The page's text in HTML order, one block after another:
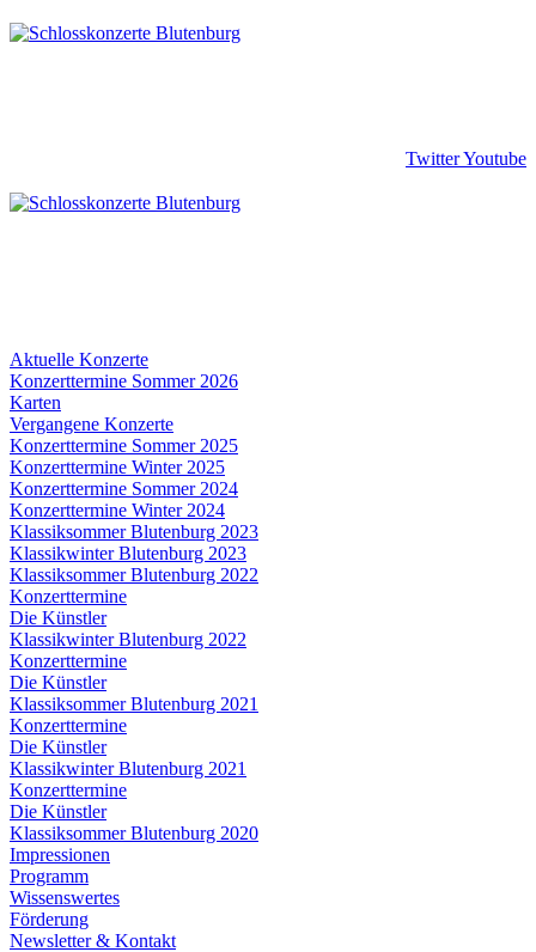
TwitterYoutube
Aktuelle Konzerte
Konzerttermine Sommer 2026
Karten
Vergangene Konzerte
Konzerttermine Sommer 2025
Konzerttermine Winter 2025
Konzerttermine Sommer 2024
Konzerttermine Winter 2024
Klassiksommer Blutenburg 2023
Klassikwinter Blutenburg 2023
Klassiksommer Blutenburg 2022
Konzerttermine
Die Künstler
Klassikwinter Blutenburg 2022
Konzerttermine
Die Künstler
Klassiksommer Blutenburg 2021
Konzerttermine
Die Künstler
Klassikwinter Blutenburg 2021
Konzerttermine
Die Künstler
Klassiksommer Blutenburg 2020
Impressionen
Programm
Wissenswertes
Förderung
Newsletter & Kontakt